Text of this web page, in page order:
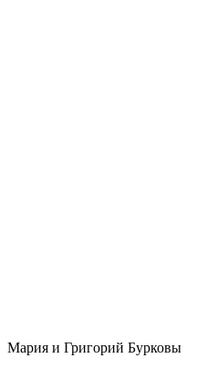
Мария и Григорий Бурковы